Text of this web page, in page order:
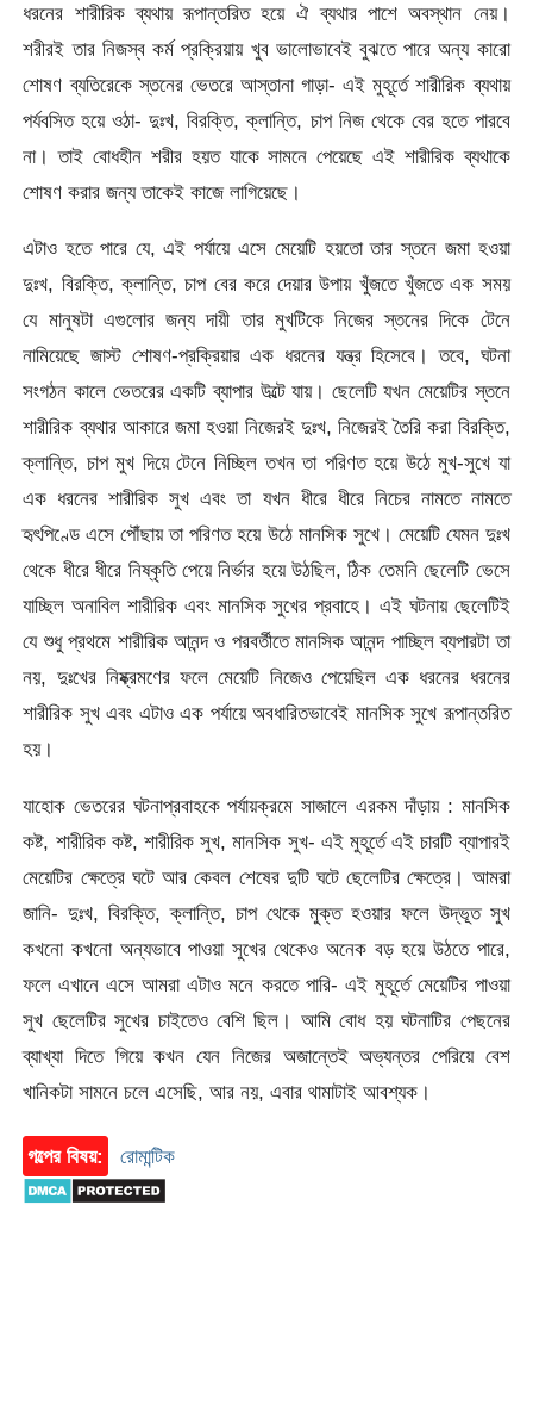
ধরনের শারীরিক ব্যথায় রূপান্তরিত হয়ে ঐ ব্যথার পাশে অবস্থান নেয়।
শরীরই তার নিজস্ব কর্ম প্রক্রিয়ায় খুব ভালোভাবেই বুঝতে পারে অন্য কারো
শোষণ ব্যতিরেকে স্তনের ভেতরে আস্তানা গাড়া- এই মুহূর্তে শারীরিক ব্যথায়
পর্যবসিত হয়ে ওঠা- দুঃখ, বিরক্তি, ক্লান্তি, চাপ নিজ থেকে বের হতে পারবে
না। তাই বোধহীন শরীর হয়ত যাকে সামনে পেয়েছে এই শারীরিক ব্যথাকে
শোষণ করার জন্য তাকেই কাজে লাগিয়েছে।
এটাও হতে পারে যে, এই পর্যায়ে এসে মেয়েটি হয়তো তার স্তনে জমা হওয়া
দুঃখ, বিরক্তি, ক্লান্তি, চাপ বের করে দেয়ার উপায় খুঁজতে খুঁজতে এক সময়
যে মানুষটা এগুলোর জন্য দায়ী তার মুখটিকে নিজের স্তনের দিকে টেনে
নামিয়েছে জাস্ট শোষণ-প্রক্রিয়ার এক ধরনের যন্ত্র হিসেবে। তবে, ঘটনা
সংগঠন কালে ভেতরের একটি ব্যাপার উল্টে যায়। ছেলেটি যখন মেয়েটির স্তনে
শারীরিক ব্যথার আকারে জমা হওয়া নিজেরই দুঃখ, নিজেরই তৈরি করা বিরক্তি,
ক্লান্তি, চাপ মুখ দিয়ে টেনে নিচ্ছিল তখন তা পরিণত হয়ে উঠে মুখ-সুখে যা
এক ধরনের শারীরিক সুখ এবং তা যখন ধীরে ধীরে নিচের নামতে নামতে
হৃৎপিণ্ডে এসে পৌঁছায় তা পরিণত হয়ে উঠে মানসিক সুখে। মেয়েটি যেমন দুঃখ
থেকে ধীরে ধীরে নিষ্কৃতি পেয়ে নির্ভার হয়ে উঠছিল, ঠিক তেমনি ছেলেটি ভেসে
যাচ্ছিল অনাবিল শারীরিক এবং মানসিক সুখের প্রবাহে। এই ঘটনায় ছেলেটিই
যে শুধু প্রথমে শারীরিক আনন্দ ও পরবর্তীতে মানসিক আনন্দ পাচ্ছিল ব্যপারটা তা
নয়, দুঃখের নিষ্ক্রমণের ফলে মেয়েটি নিজেও পেয়েছিল এক ধরনের ধরনের
শারীরিক সুখ এবং এটাও এক পর্যায়ে অবধারিতভাবেই মানসিক সুখে রূপান্তরিত
হয়।
যাহোক ভেতরের ঘটনাপ্রবাহকে পর্যায়ক্রমে সাজালে এরকম দাঁড়ায় : মানসিক
কষ্ট, শারীরিক কষ্ট, শারীরিক সুখ, মানসিক সুখ- এই মুহূর্তে এই চারটি ব্যাপারই
মেয়েটির ক্ষেত্রে ঘটে আর কেবল শেষের দুটি ঘটে ছেলেটির ক্ষেত্রে। আমরা
জানি- দুঃখ, বিরক্তি, ক্লান্তি, চাপ থেকে মুক্ত হওয়ার ফলে উদ্ভূত সুখ
কখনো কখনো অন্যভাবে পাওয়া সুখের থেকেও অনেক বড় হয়ে উঠতে পারে,
ফলে এখানে এসে আমরা এটাও মনে করতে পারি- এই মুহূর্তে মেয়েটির পাওয়া
সুখ ছেলেটির সুখের চাইতেও বেশি ছিল। আমি বোধ হয় ঘটনাটির পেছনের
ব্যাখ্যা দিতে গিয়ে কখন যেন নিজের অজান্তেই অভ্যন্তর পেরিয়ে বেশ
খানিকটা সামনে চলে এসেছি, আর নয়, এবার থামাটাই আবশ্যক।
গল্পের বিষয়: রোমান্টিক